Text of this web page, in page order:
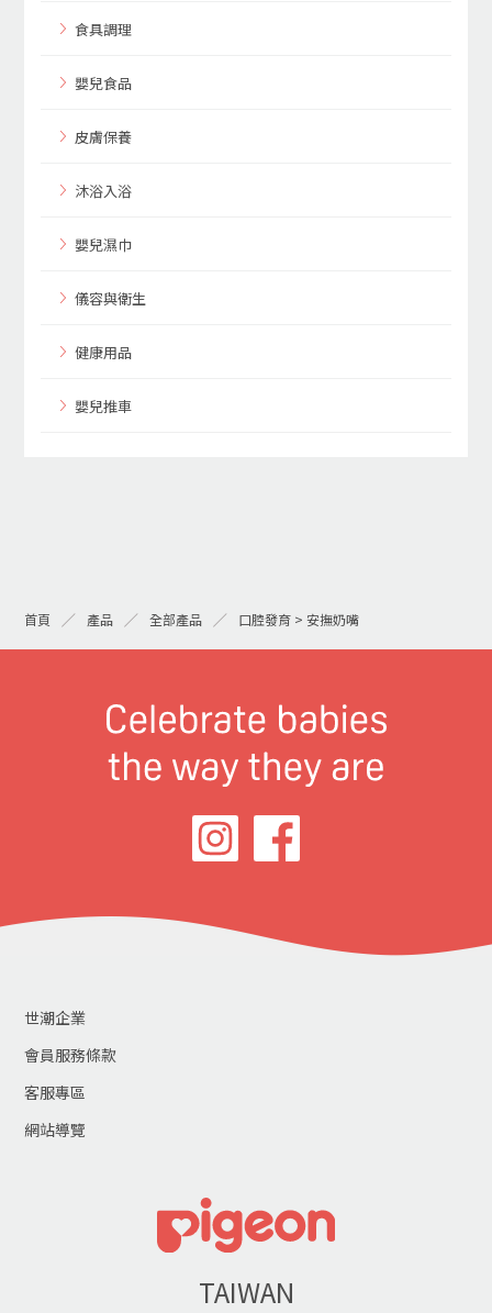
食具調理
嬰兒食品
皮膚保養
沐浴入浴
嬰兒濕巾
儀容與衛生
健康用品
嬰兒推車
首頁 產品 全部產品 口腔發育 > 安撫奶嘴
世潮企業
會員服務條款
客服專區
網站導覽
TAIWAN